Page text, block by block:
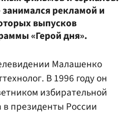
рекламой и
выпусков
«Герой дня».
Малашенко
В 1996 году он
избирательной
президенты России